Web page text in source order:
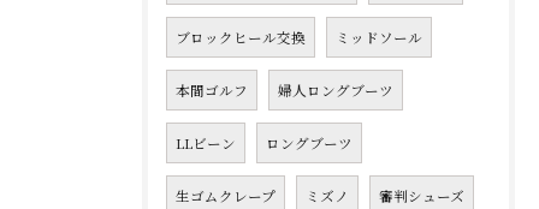
ブロックヒール交換 ミッドソール
本間ゴルフ 婦人ロングブーツ
LLビーン ロングブーツ
生ゴムクレープ ミズノ 審判シューズ